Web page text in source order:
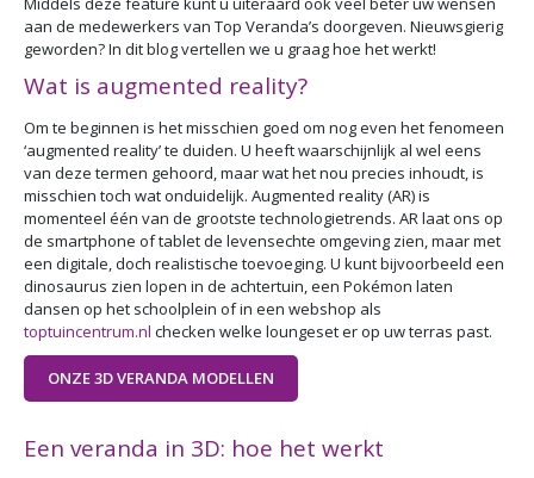
aan de medewerkers van Top Veranda’s doorgeven. Nieuwsgierig
geworden? In dit blog vertellen we u graag hoe het werkt!
Wat is augmented reality?
Om te beginnen is het misschien goed om nog even het fenomeen
‘augmented reality’ te duiden. U heeft waarschijnlijk al wel eens
van deze termen gehoord, maar wat het nou precies inhoudt, is
misschien toch wat onduidelijk. Augmented reality (AR) is
momenteel één van de grootste technologietrends. AR laat ons op
de smartphone of tablet de levensechte omgeving zien, maar met
een digitale, doch realistische toevoeging. U kunt bijvoorbeeld een
dinosaurus zien lopen in de achtertuin, een Pokémon laten
dansen op het schoolplein of in een webshop als
toptuincentrum.nl checken welke loungeset er op uw terras past.
ONZE 3D VERANDA MODELLEN
Een veranda in 3D: hoe het werkt